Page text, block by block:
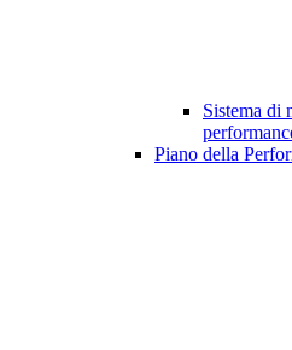
Sistema di
Piano della